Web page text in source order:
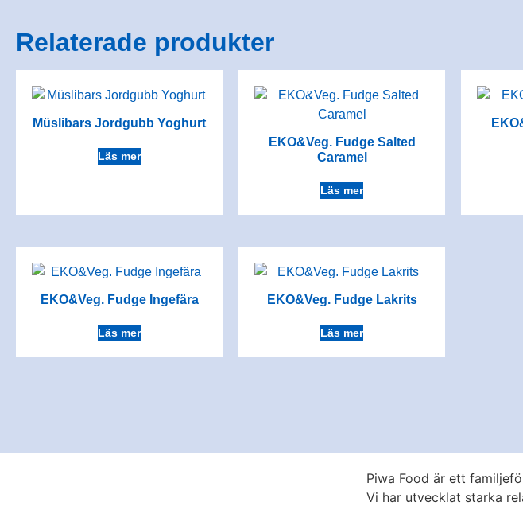
Relaterade produkter
Müslibars Jordgubb Yoghurt
Läs mer
EKO&Veg. Fudge Salted
Caramel
Läs mer
EKO&Veg. Fudge Ingefära
Läs mer
EKO&Veg. Fudge Lakrits
Läs mer
Piwa Food är ett
Vi har utvecklat starka